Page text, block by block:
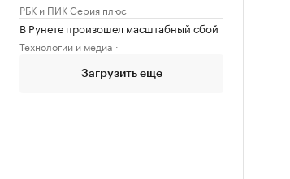
РБК и ПИК Серия плюс
В Рунете произошел масштабный сбой
Технологии и медиа
Загрузить еще